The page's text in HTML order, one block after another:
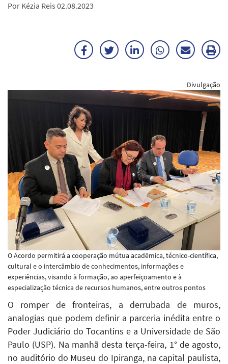
Por Kézia Reis 02.08.2023
FacebookTwitterLinkedInWhatsApp
Enviar
E-
mail
Divulgação
O Acordo permitirá a cooperação mútua acadêmica, técnico-científica,
cultural e o intercâmbio de conhecimentos, informações e
experiências, visando à formação, ao aperfeiçoamento e à
especialização técnica de recursos humanos, entre outros pontos
O romper de fronteiras, a derrubada de muros,
analogias que podem definir a parceria inédita entre o
Poder Judiciário do Tocantins e a Universidade de São
Paulo (USP). Na manhã desta terça-feira, 1° de agosto,
no auditório do Museu do Ipiranga, na capital paulista,